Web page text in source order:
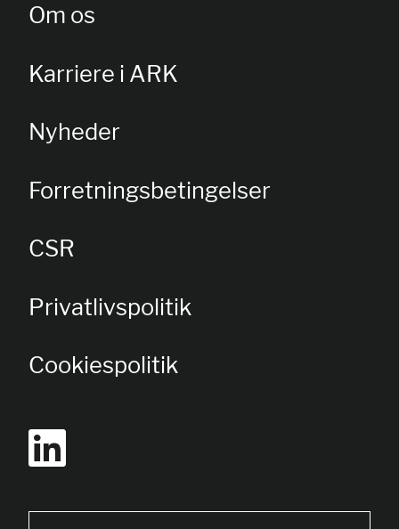
Om os
Karriere i ARK
Nyheder
Forretningsbetingelser
CSR
Privatlivspolitik
Cookiespolitik